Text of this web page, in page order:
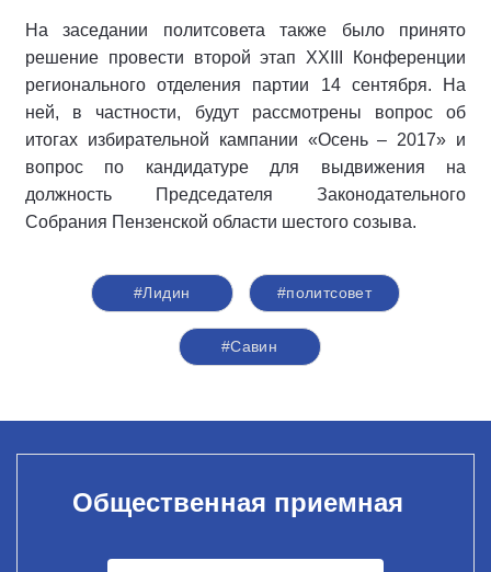
На заседании политсовета также было принято
решение провести второй этап XXIII Конференции
регионального отделения партии 14 сентября. На
ней, в частности, будут рассмотрены вопрос об
итогах избирательной кампании «Осень – 2017» и
вопрос по кандидатуре для выдвижения на
должность Председателя Законодательного
Собрания Пензенской области шестого созыва.
#Лидин #политсовет
#Савин
Общественная приемная